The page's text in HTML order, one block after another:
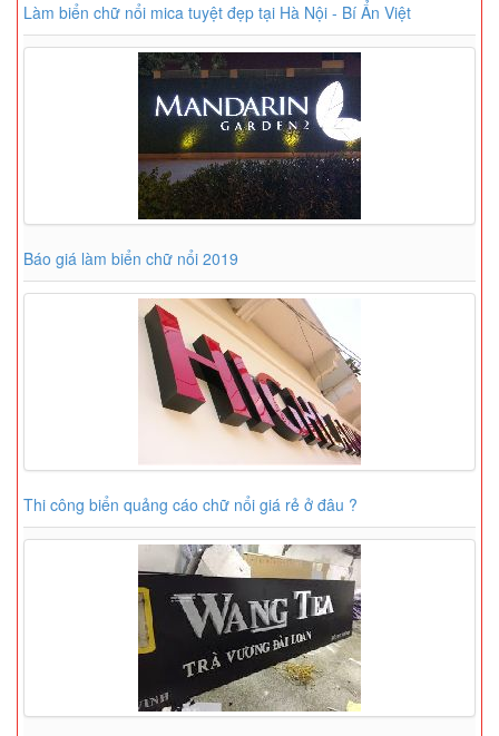
Làm biển chữ nổi mica tuyệt đẹp tại Hà Nội - Bí Ẩn Việt
Báo giá làm biển chữ nổi 2019
Thi công biển quảng cáo chữ nổi giá rẻ ở đâu ?